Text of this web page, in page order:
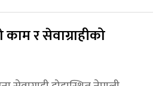
र सेवाग्राहीको